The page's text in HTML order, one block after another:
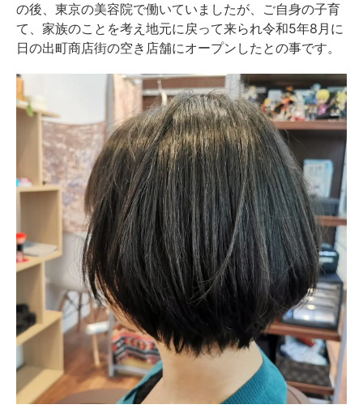
の後、東京の美容院で働いていましたが、ご自身の子育
て、家族のことを考え地元に戻って来られ令和5年8月に
日の出町商店街の空き店舗にオープンしたとの事です。